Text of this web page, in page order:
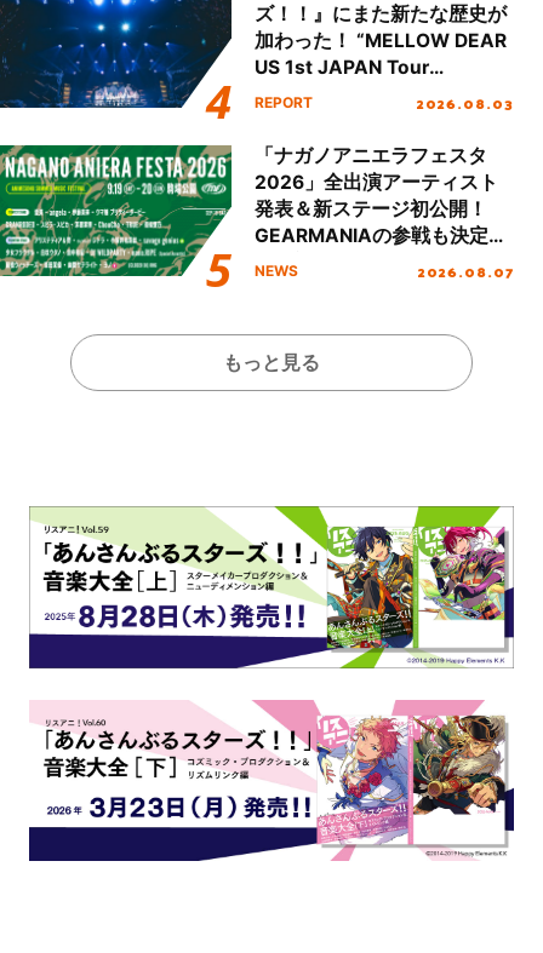
ズ！！』にまた新たな歴史が
加わった！ “MELLOW DEAR
US 1st JAPAN Tour
Final「NICE to meet YOU
ート!!
REPORT 2026.08.03
「ナガノアニエラフェスタ
2026」全出演アーティスト
発表＆新ステージ初公開！
GEARMANIAの参戦も決定
し、初となる第3ステージの
NEWS 2026.08.07
もっと見る